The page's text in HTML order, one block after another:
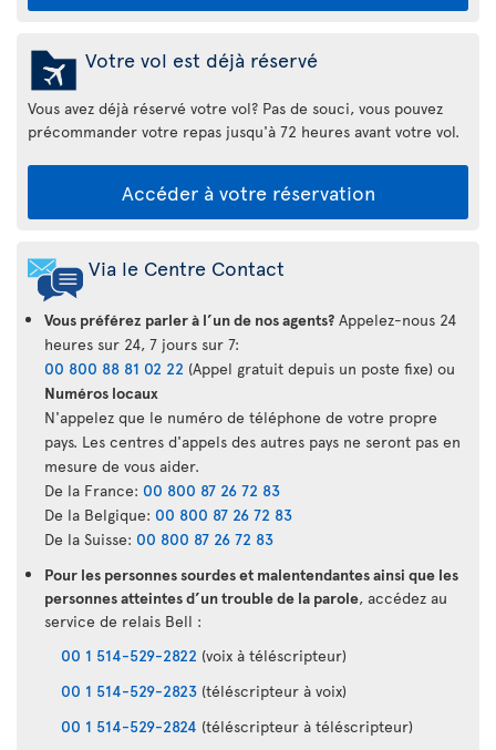
Votre vol est déjà réservé
Vous avez déjà réservé votre vol? Pas de souci, vous pouvez
précommander votre repas jusqu'à 72 heures avant votre vol.
Accéder à votre réservation
Via le Centre Contact
Vous préférez parler à l’un de nos agents? Appelez-nous 24
heures sur 24, 7 jours sur 7:
00 800 88 81 02 22 (Appel gratuit depuis un poste fixe) ou
Numéros locaux
N'appelez que le numéro de téléphone de votre propre
pays. Les centres d'appels des autres pays ne seront pas en
mesure de vous aider.
De la France: 00 800 87 26 72 83
De la Belgique: 00 800 87 26 72 83
De la Suisse: 00 800 87 26 72 83
Pour les personnes sourdes et malentendantes ainsi que les
personnes atteintes d’un trouble de la parole, accédez au
service de relais Bell :
00 1 514-529-2822 (voix à téléscripteur)
00 1 514-529-2823 (téléscripteur à voix)
00 1 514-529-2824 (téléscripteur à téléscripteur)